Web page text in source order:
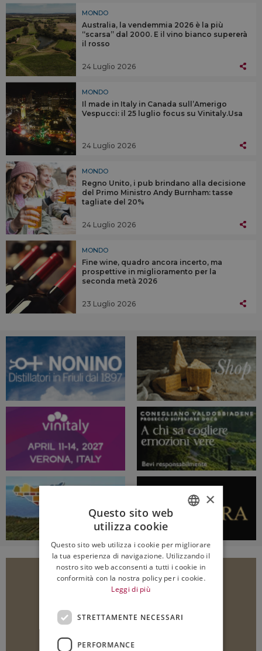
MONDO
Australia, la vendemmia 2026 è la più
“scarsa” dal 2000. E il vino bianco supererà
il rosso
24 Luglio 2026
MONDO
Il made in Italy in Canada sull’Amerigo
Vespucci: il 25 luglio focus su Vinitaly.Usa
24 Luglio 2026
MONDO
Regno Unito, i pub brindano alla decisione
del Primo Ministro Andy Burnham: tasse
tagliate del 20%
24 Luglio 2026
MONDO
Fine wine, quadro ancora incerto, ma
prospettive in miglioramento per la
seconda metà 2026
23 Luglio 2026
ENGLISH
×
Questo sito web
utilizza cookie
Questo sito web utilizza i cookie per migliorare
la tua esperienza di navigazione. Utilizzando il
nostro sito web acconsenti a tutti i cookie in
conformità con la nostra policy per i cookie.
Leggi di più
STRETTAMENTE NECESSARI
PERFORMANCE